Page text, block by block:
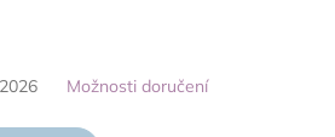
Možnosti doručení